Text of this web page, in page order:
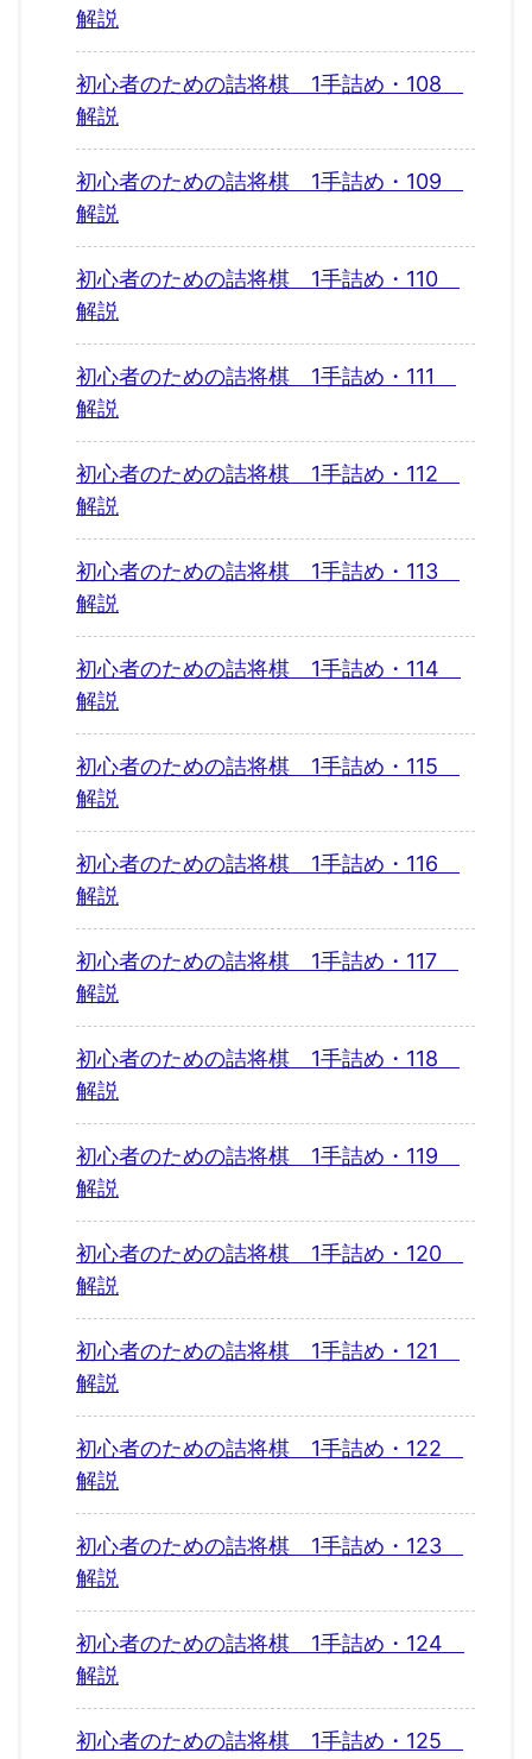
解説
初心者のための詰将棋 1手詰め・108
解説
初心者のための詰将棋 1手詰め・109
解説
初心者のための詰将棋 1手詰め・110
解説
初心者のための詰将棋 1手詰め・111
解説
初心者のための詰将棋 1手詰め・112
解説
初心者のための詰将棋 1手詰め・113
解説
初心者のための詰将棋 1手詰め・114
解説
初心者のための詰将棋 1手詰め・115
解説
初心者のための詰将棋 1手詰め・116
解説
初心者のための詰将棋 1手詰め・117
解説
初心者のための詰将棋 1手詰め・118
解説
初心者のための詰将棋 1手詰め・119
解説
初心者のための詰将棋 1手詰め・120
解説
初心者のための詰将棋 1手詰め・121
解説
初心者のための詰将棋 1手詰め・122
解説
初心者のための詰将棋 1手詰め・123
解説
初心者のための詰将棋 1手詰め・124
解説
初心者のための詰将棋 1手詰め・125